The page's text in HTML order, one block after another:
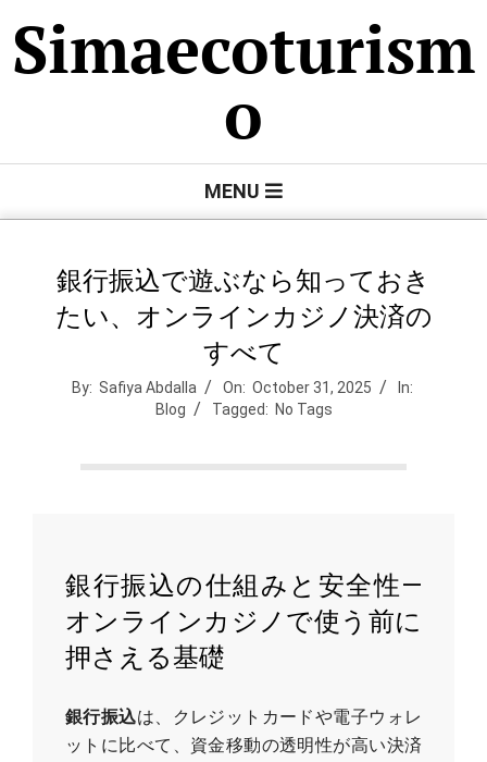
to
content
Simaecoturism
o
MENU
銀行振込で遊ぶなら知っておき
たい、オンラインカジノ決済の
すべて
By: Safiya Abdalla On: October 31, 2025
In:
Blog
Tagged: No Tags
銀行振込の仕組みと安全性—
オンラインカジノで使う前に
押さえる基礎
銀行振込は、クレジットカードや電子ウォレ
ットに比べて、資金移動の透明性が高い決済